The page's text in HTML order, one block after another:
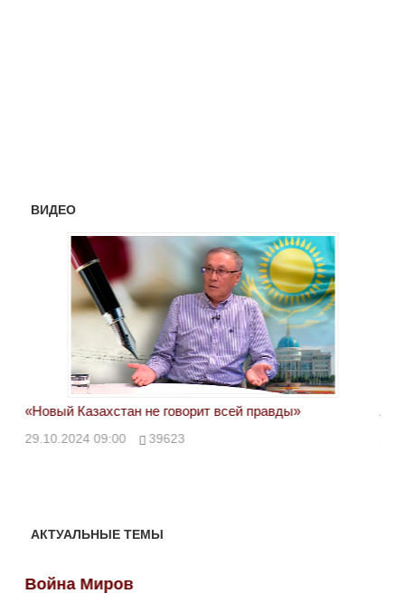
ВИДЕО
«Новый Казахстан не говорит всей правды»
29.10.2024 09:00 39623
АКТУАЛЬНЫЕ ТЕМЫ
Война Миров